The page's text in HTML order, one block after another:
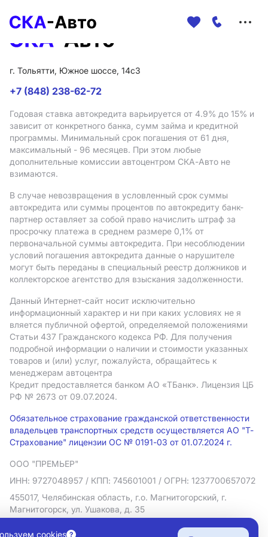
г. Тольятти, Южное шоссе, 14с3
+7 (848) 238-62-72
Годовая ставка автокредита варьируется от 4.9% до 15% и
зависит от конкретного банка, сумм займа и кредитной
программы. Минимальный срок погашения от 61 дня,
максимальный - 96 месяцев. При этом любые
дополнительные комиссии автоцентром СКА-Авто не
взимаются.
В случае невозвращения в условленный срок суммы
автокредита или суммы процентов по автокредиту банк-
партнер оставляет за собой право начислить штраф за
просрочку платежа в среднем размере 0,1% от
первоначальной суммы автокредита. При несоблюдении
условий погашения автокредита данные о нарушителе
могут быть переданы в специальный реестр должников и
коллекторское агентство для взыскания задолженности.
Данный Интернет-сайт носит исключительно
информационный характер и ни при каких условиях не я
вляется публичной офертой, определяемой положениями
Статьи 437 Гражданского кодекса РФ. Для получения
подробной информации о наличии и стоимости указанных
товаров и (или) услуг, пожалуйста, обращайтесь к
менеджерам автоцентра
Кредит предоставляется банком АO «ТБанк». Лицензия ЦБ
РФ № 2673 от 09.07.2024.
Обязательное страхование гражданской ответственности
владельцев транспортных средств осуществляется АО "Т-
Страхование" лицензии ОС № 0191-03 от 01.07.2024 г.
ООО "ПРЕМЬЕР"
ИНН: 9727048957 / КПП: 745601001 / ОГРН: 1237700657072
455017, Челябинская область, г.о. Магнитогорский, г.
Магнитогорск, ул. Ушакова, д. 35
Политика в отношении обработки персональных данных
cookies